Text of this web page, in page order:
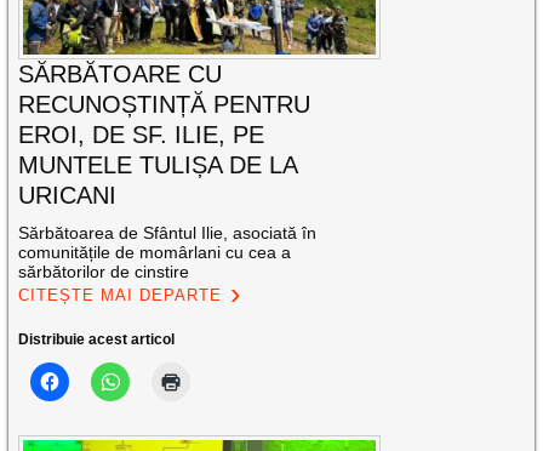
SĂRBĂTOARE CU
RECUNOȘTINȚĂ PENTRU
EROI, DE SF. ILIE, PE
MUNTELE TULIȘA DE LA
URICANI
Sărbătoarea de Sfântul Ilie, asociată în
comunitățile de momârlani cu cea a
sărbătorilor de cinstire
CITEȘTE MAI DEPARTE
Distribuie acest articol